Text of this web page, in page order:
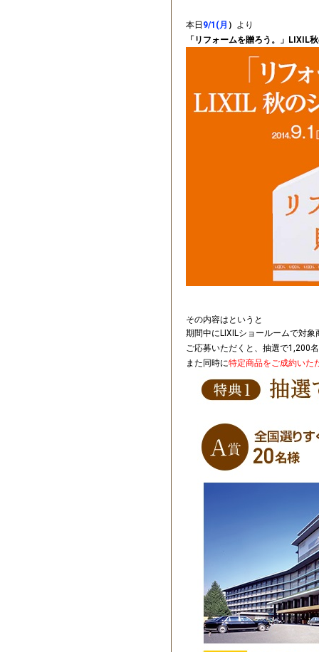
本日 9/1(月 ） より
「リフォームを贈ろう。」LIXIL
その内容はというと
期間中にLIXILショールームで対
ご応募いただくと、抽選で1,200
また同時に特定商品をご成約いた